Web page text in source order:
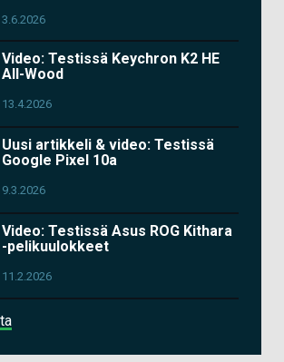
3.6.2026
Video: Testissä Keychron K2 HE
All-Wood
13.4.2026
Uusi artikkeli & video: Testissä
Google Pixel 10a
9.3.2026
Video: Testissä Asus ROG Kithara
-pelikuulokkeet
11.2.2026